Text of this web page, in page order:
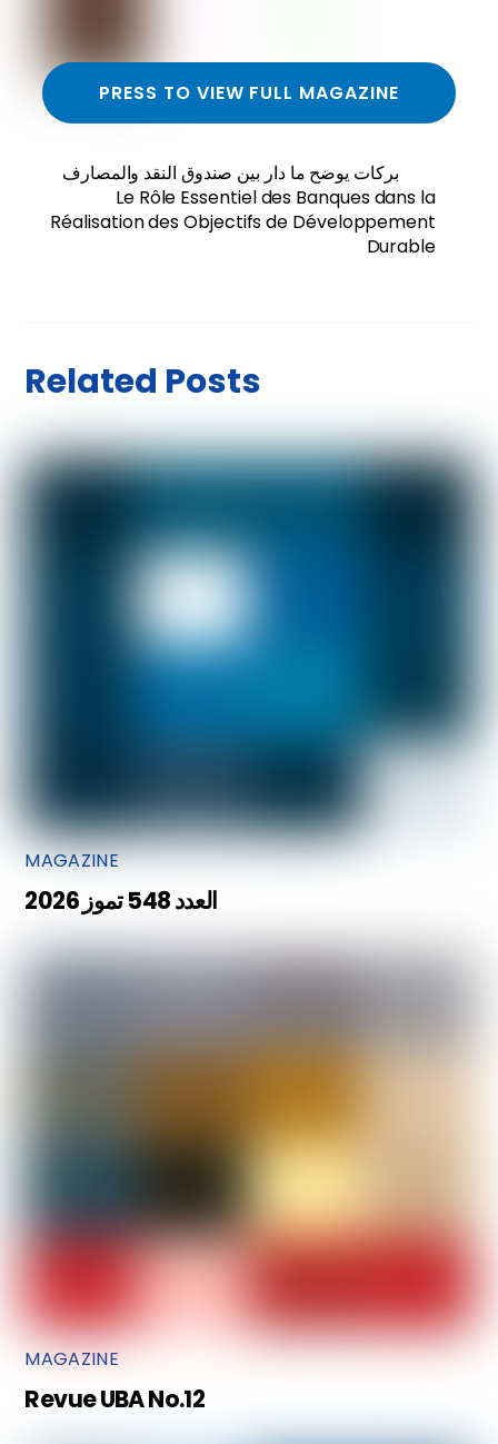
PRESS TO VIEW FULL MAGAZINE
بركات يوضح ما دار بين صندوق النقد والمصارف
Le Rôle Essentiel des Banques dans la
Réalisation des Objectifs de Développement
Durable
Related Posts
MAGAZINE
العدد 548 تموز 2026
MAGAZINE
Revue UBA No.12